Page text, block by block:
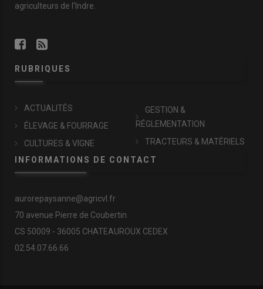
agriculteurs de l'Indre.
RUBRIQUES
ACTUALITÉS
ÉLEVAGE & FOURRAGE
CULTURES & VIGNE
GESTION &
RÉGLEMENTATION
TRACTEURS & MATÉRIELS
INFORMATIONS DE CONTACT
aurorepaysanne@agricvl.fr
70 avenue Pierre de Coubertin
CS 50009 - 36005 CHATEAUROUX CEDEX
02.54.07.66.66